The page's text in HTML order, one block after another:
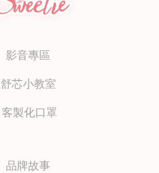
影音專區
舒芯小教室
客製化口罩
品牌故事